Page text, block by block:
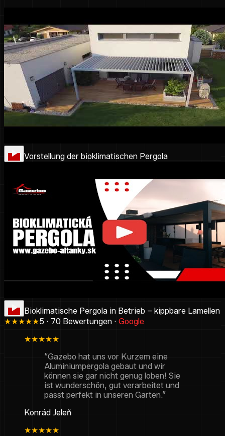
Vorstellung der bioklimatischen Pergola
Bioklimatische Pergola in Betrieb – kippbare Lamellen
★★★★★5 · 70 Bewertungen · Google
★★★★★
“Gazebo hat uns vor Kurzem eine
Aluminiumpergola gebaut und wir
können sie gar nicht genug loben! Sie
ist wunderschön, gut verarbeitet und
passt perfekt in unseren Garten.”
Konrád Jeleň
★★★★★